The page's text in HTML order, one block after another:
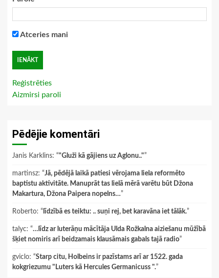
Atceries mani
Reģistrēties
Aizmirsi paroli
Pēdējie komentāri
Janis Karklins: “"Gluži kā gājiens uz Aglonu.."”
martinsz: “Jā, pēdējā laikā patiesi vērojama liela reformēto
baptistu aktivitāte. Manuprāt tas lielā mērā varētu būt Džona
Makartura, Džona Paipera nopelns…”
Roberto: “ līdzībā es teiktu: .. suņi rej, bet karavāna iet tālāk.”
talyc: “…līdz ar luterāņu mācītāja Ulda Rožkalna aiziešanu mūžībā
šķiet nomiris arī beidzamais klausāmais gabals tajā radio”
gviclo: “Starp citu, Holbeins ir pazīstams arī ar 1522. gada
kokgriezumu "Luters kā Hercules Germanicuss ".”